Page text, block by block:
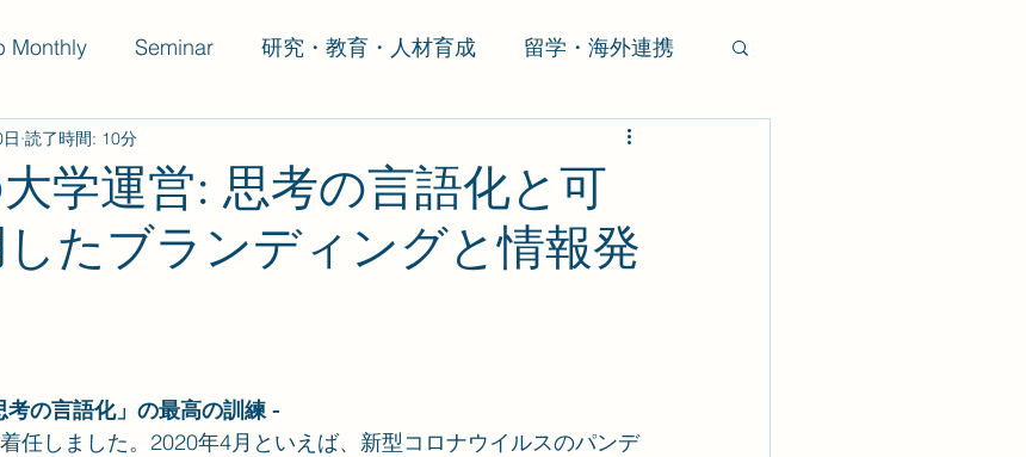
Monthly Seminar 研究・教育・人材育成 留学・海外連携
学運営: 思考の言語化と可
たブランディングと情報発
読了時間: 10分
の言語化」の最高の訓練 -
任しました。2020年4月といえば、新型コロナウイルスのパンデ